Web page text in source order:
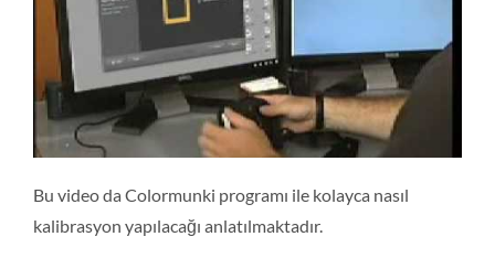
Bu video da Colormunki programı ile kolayca nasıl
kalibrasyon yapılacağı anlatılmaktadır.